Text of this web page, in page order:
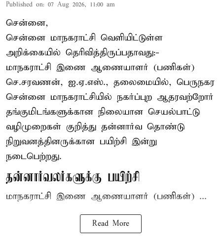
Published on: 07 Aug 2026, 11:00 am
சென்னை,
சென்னை மாநகராட்சி வெளியிட்டுள்ள
அறிக்கையில் தெரிவித்திருப்பதாவது:-
மாநகராட்சி இணை ஆணையாளர் (பணிகள்)
செ.சரவணன், ஐ.ஏ.எஸ்., தலைமையில், பெருநகர
சென்னை மாநகராட்சியில் நகர்ப்புற ஆதரவற்றோர்
தங்குமிடங்களுக்கான நிலையான செயல்பாட்டு
வழிமுறைகள் குறித்து தன்னார்வ தொண்டு
நிறுவனத்தினருக்கான பயிற்சி இன்று
நடைபெற்றது.
தன்னார்வலர்களுக்கு பயிற்சி
மாநகராட்சி இணை ஆணையாளர் (பணிகள்) ...
Read More